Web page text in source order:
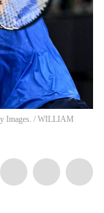
Images. / WILLIAM